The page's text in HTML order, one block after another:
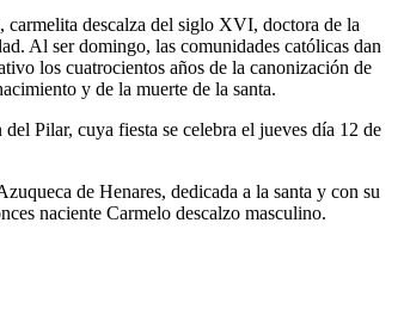
carmelita descalza del siglo XVI, doctora de la
Al ser domingo, las comunidades católicas dan
los cuatrocientos años de la canonización de
y de la muerte de la santa.
Pilar, cuya fiesta se celebra el jueves día 12 de
de Henares, dedicada a la santa y con su
naciente Carmelo descalzo masculino.